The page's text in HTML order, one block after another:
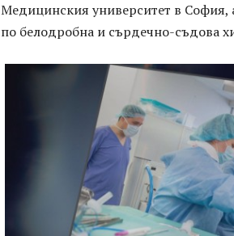
Медицинския университет в София,
по белодробна и сърдечно-съдова